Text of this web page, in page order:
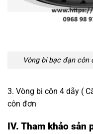
Vòng bi bạc đạn côn
3. Vòng bi côn 4 dãy (
côn đơn
IV. Tham khảo sản